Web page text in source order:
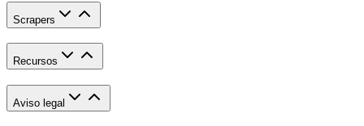
Scrapers
Recursos
Aviso legal